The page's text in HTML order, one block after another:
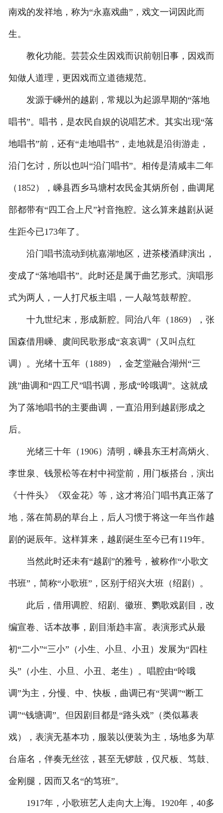
南戏的发祥地，称为“永嘉戏曲”，戏文一词因此而
生。
教化功能。芸芸众生因戏而识前朝旧事，因戏而
知做人道理，更因戏而立道德规范。
发源于嵊州的越剧，常规以为起源早期的“落地
唱书”。唱书，是农民自娱的说唱艺术。其实出现“落
地唱书”前，还有“走地唱书”，走地就是沿街游走，
沿门乞讨，所以也叫“沿门唱书”。相传是清咸丰二年
（1852），嵊县西乡马塘村农民金其炳所创，曲调尾
部都带有“四工合上尺”衬音拖腔。这么算来越剧从诞
生距今已173年了。
沿门唱书流动到杭嘉湖地区，进茶楼酒肆演出，
变成了“落地唱书”。此时还是属于曲艺形式。演唱形
式为两人，一人打尺板主唱，一人敲笃鼓帮腔。
十九世纪末，形成新腔。同治八年（1869），张
国森借用嵊、虞间民歌形成“哀哀调”（又叫点红
调）。光绪十五年（1889），金芝堂融合湖州“三
跳”曲调和“四工尺”唱书调，形成“呤哦调”。这就成
为了落地唱书的主要曲调，一直沿用到越剧形成之
后。
光绪三十年（1906）清明，嵊县东王村高炳火、
李世泉、钱景松等在村中祠堂前，用门板搭台，演出
《十件头》《双金花》等，这才将沿门唱书真正落了
地，落在简易的草台上，后人习惯于将这一年当作越
剧的诞辰年。这样算来，越剧诞生至今已有119年。
当然此时还未有“越剧”的雅号，被称作“小歌文
书班”，简称“小歌班”，区别于绍兴大班（绍剧）。
此后，借用调腔、绍剧、徽班、鹦歌戏剧目，改
编宣卷、话本故事，剧目渐趋丰富。表演形式从最
初“二小”“三小”（小生、小旦、小丑）发展为“四柱
头”（小生、小旦、小丑、老生）。唱腔由“呤哦
调”为主，分慢、中、快板，曲调已有“哭调”“断工
调”“钱塘调”。但因剧目都是“路头戏”（类似幕表
戏），表演无基本功，服装以便装为主，场地多为草
台庙名，伴奏无丝弦，甚至无锣鼓，仅尺板、笃鼓、
金刚腿，因而又名“的笃班”。
1917年，小歌班艺人走向大上海。1920年，40多